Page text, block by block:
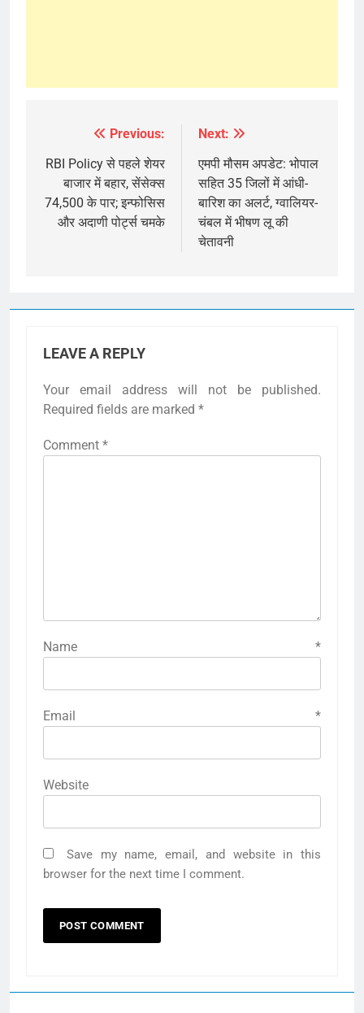
navigation
Previous:
RBI Policy से पहले शेयर
बाजार में बहार, सेंसेक्स
74,500 के पार; इन्फोसिस
और अदाणी पोर्ट्स चमके
Next:
एमपी मौसम अपडेट: भोपाल
सहित 35 जिलों में आंधी-
बारिश का अलर्ट, ग्वालियर-
चंबल में भीषण लू की
चेतावनी
LEAVE A REPLY
Your email address will not be published.
Required fields are marked *
Comment *
Name *
Email *
Website
Save my name, email, and website in this
browser for the next time I comment.